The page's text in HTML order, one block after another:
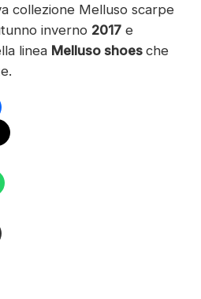
collezione Melluso scarpe
inverno 2017 e
linea Melluso shoes che